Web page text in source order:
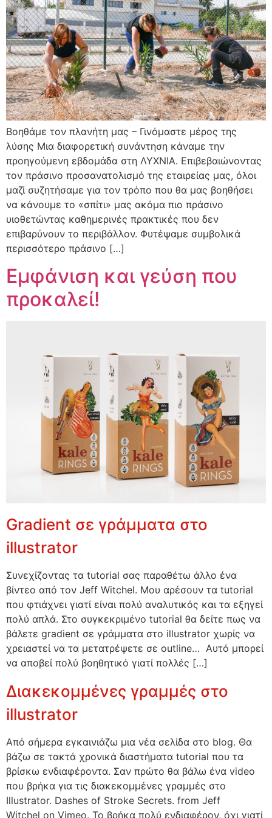
Bοηθάμε τον πλανήτη μας – Γινόμαστε μέρος της
λύσης Mια διαφορετική συνάντηση κάναμε την
προηγούμενη εβδομάδα στη ΛΥΧΝΙΑ. Επιβεβαιώνοντας
τον πράσινο προσανατολισμό της εταιρείας μας, όλοι
μαζί συζητήσαμε για τον τρόπο που θα μας βοηθήσει
να κάνουμε το «σπίτι» μας ακόμα πιο πράσινο
υιοθετώντας καθημερινές πρακτικές που δεν
επιβαρύνουν το περιβάλλον. Φυτέψαμε συμβολικά
περισσότερο πράσινο […]
Εμφάνιση και γεύση που
προκαλεί!
Gradient σε γράμματα στο
illustrator
Συνεχίζοντας τα tutorial σας παραθέτω άλλο ένα
βίντεο από τον Jeff Witchel. Μου αρέσουν τα tutorial
που φτιάχνει γιατί είναι πολύ αναλυτικός και τα εξηγεί
πολύ απλά. Στο συγκεκριμένο tutorial θα δείτε πως να
βάλετε gradient σε γράμματα στο illustrator χωρίς να
χρειαστεί να τα μετατρέψετε σε outline… Αυτό μπορεί
να αποβεί πολύ βοηθητικό γιατί πολλές […]
Διακεκομμένες γραμμές στο
illustrator
Από σήμερα εγκαινιάζω μια νέα σελίδα στο blog. Θα
βάζω σε τακτά χρονικά διαστήματα tutorial που τα
βρίσκω ενδιαφέροντα. Σαν πρώτο θα βάλω ένα video
που βρήκα για τις διακεκομμένες γραμμές στο
Illustrator. Dashes of Stroke Secrets. from Jeff
Witchel on Vimeo. Το βρήκα πολύ ενδιαφέρον, όχι γιατί